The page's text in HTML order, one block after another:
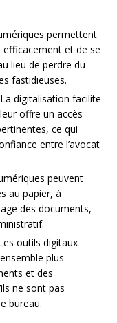
permettent
et de se
lieu de perdre du
fastidieuses.
La digitalisation facilite
offre un accès
ce qui
entre l’avocat
peuvent
au papier, à
des documents,
outils digitaux
plus
et des
ne sont pas
bureau.